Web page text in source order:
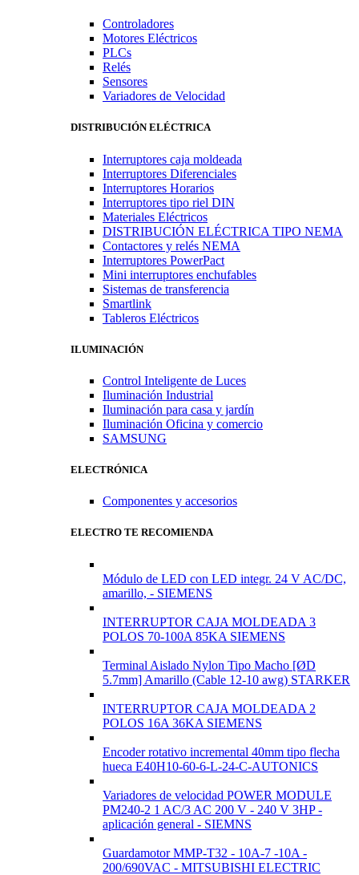
Controladores
Motores Eléctricos
PLCs
Relés
Sensores
Variadores de Velocidad
DISTRIBUCIÓN ELÉCTRICA
Interruptores caja moldeada
Interruptores Diferenciales
Interruptores Horarios
Interruptores tipo riel DIN
Materiales Eléctricos
DISTRIBUCIÓN ELÉCTRICA TIPO NEMA
Contactores y relés NEMA
Interruptores PowerPact
Mini interruptores enchufables
Sistemas de transferencia
Smartlink
Tableros Eléctricos
ILUMINACIÓN
Control Inteligente de Luces
Iluminación Industrial
Iluminación para casa y jardín
Iluminación Oficina y comercio
SAMSUNG
ELECTRÓNICA
Componentes y accesorios
ELECTRO TE RECOMIENDA
Módulo de LED con LED integr. 24 V AC/DC,
amarillo, - SIEMENS
INTERRUPTOR CAJA MOLDEADA 3
POLOS 70-100A 85KA SIEMENS
Terminal Aislado Nylon Tipo Macho [ØD
5.7mm] Amarillo (Cable 12-10 awg) STARKER
INTERRUPTOR CAJA MOLDEADA 2
POLOS 16A 36KA SIEMENS
Encoder rotativo incremental 40mm tipo flecha
hueca E40H10-60-6-L-24-C-AUTONICS
Variadores de velocidad POWER MODULE
PM240-2 1 AC/3 AC 200 V - 240 V 3HP -
aplicación general - SIEMNS
Guardamotor MMP-T32 - 10A-7 -10A -
200/690VAC - MITSUBISHI ELECTRIC